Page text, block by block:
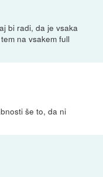
bi radi, da je vsaka
na vsakem full
še to, da ni